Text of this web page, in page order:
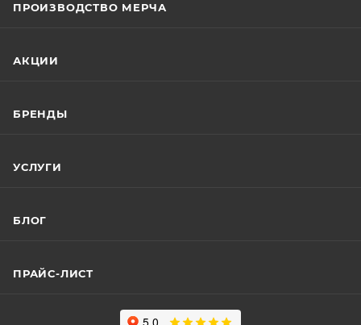
ПРОИЗВОДСТВО МЕРЧА
АКЦИИ
БРЕНДЫ
УСЛУГИ
БЛОГ
ПРАЙС-ЛИСТ